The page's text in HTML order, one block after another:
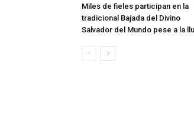
Miles de fieles participan en la
tradicional Bajada del Divino
Salvador del Mundo pese a la